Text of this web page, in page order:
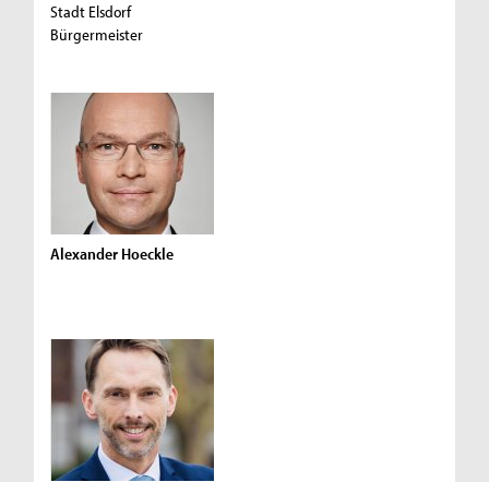
Stadt Elsdorf
Bürgermeister
Alexander Hoeckle